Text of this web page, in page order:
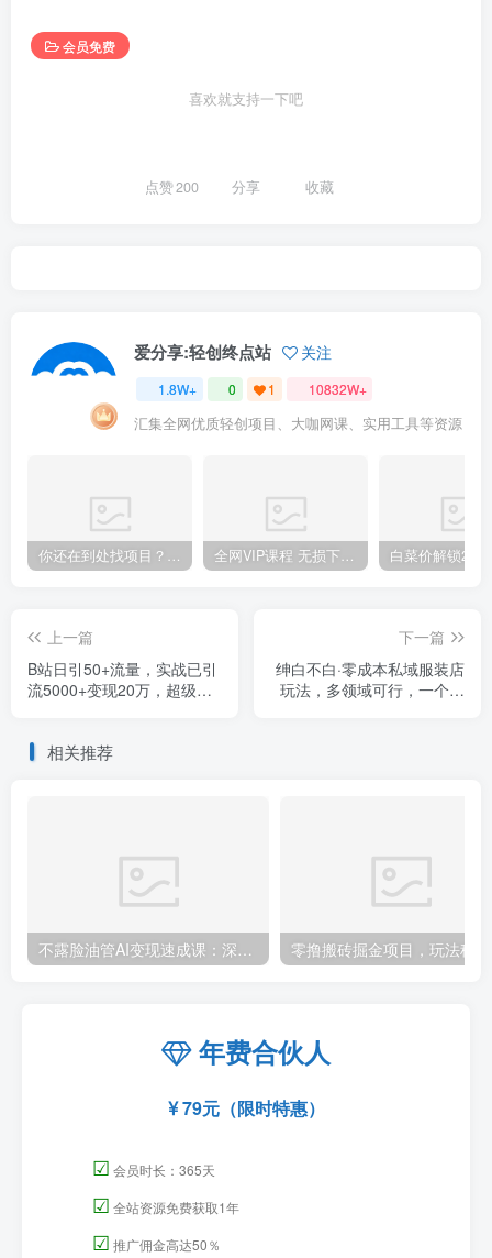
会员免费
喜欢就支持一下吧
点赞200 分享 收藏
爱分享:轻创终点站 关注
1.8W+ 0 1 10832W+
汇集全网优质轻创项目、大咖网课、实用工具等资源
你还在到处找项目？还在当韭菜？我靠卖项目一个月收入5万+，曾经我也是个失败者。 全网VIP课程 无损下载~.~
上一篇
B站日引50+流量，实战已引
流5000+变现20万，超级实
下一篇
绅白不白·零成本私域服装店
玩法，多领域可行，一个手
相关推荐
不露脸油管AI变现速成课：深挖高CPM盈利领域，零出镜打造YouTube稳定收益账号
年费合伙人
79元（限时特惠）
☑ 会员时长：365天
☑ 全站资源免费获取1年
☑ 推广佣金高达50％